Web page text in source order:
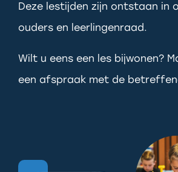
Deze lestijden zijn ontstaan in
ouders en leerlingenraad.
Wilt u eens een les bijwonen?
een afspraak met de